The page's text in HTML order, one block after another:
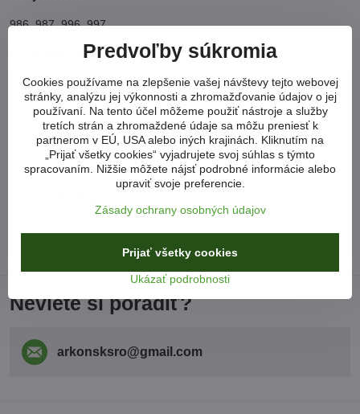
986, 987, 996, 997.
Označenie servisného náradia:
9595,
9612,
9611,
9608,
9602
ARETAČNÉ SADY PORSCHE
Neviete si poradiť?
arkonsksro​@gmail​.com
Predvoľby súkromia
Cookies používame na zlepšenie vašej návštevy tejto webovej
stránky, analýzu jej výkonnosti a zhromažďovanie údajov o jej
používaní. Na tento účel môžeme použiť nástroje a služby
tretích strán a zhromaždené údaje sa môžu preniesť k
partnerom v EÚ, USA alebo iných krajinách. Kliknutím na
„Prijať všetky cookies“ vyjadrujete svoj súhlas s týmto
spracovaním. Nižšie môžete nájsť podrobné informácie alebo
upraviť svoje preferencie.
Zásady ochrany osobných údajov
Ukázať podrobnosti
Prijať všetky cookies